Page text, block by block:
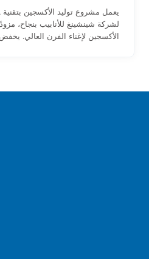
دولار
الأكسجين لإغناء الفرن العالي.